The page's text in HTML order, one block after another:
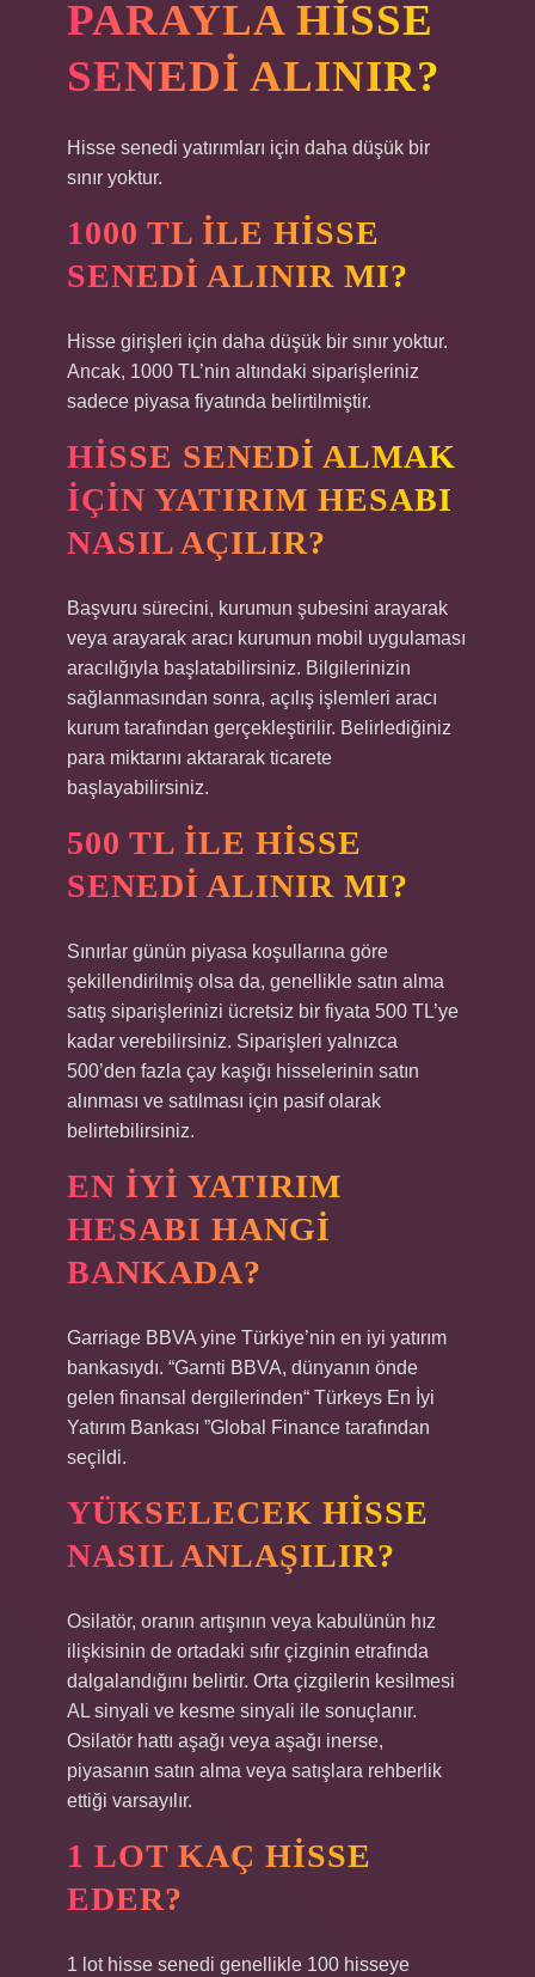
PARAYLA HISSE
SENEDI ALINIR?
Hisse senedi yatırımları için daha düşük bir
sınır yoktur.
1000 TL ILE HISSE
SENEDI ALINIR MI?
Hisse girişleri için daha düşük bir sınır yoktur.
Ancak, 1000 TL’nin altındaki siparişleriniz
sadece piyasa fiyatında belirtilmiştir.
HISSE SENEDI ALMAK
IÇIN YATIRIM HESABI
NASIL AÇILIR?
Başvuru sürecini, kurumun şubesini arayarak
veya arayarak aracı kurumun mobil uygulaması
aracılığıyla başlatabilirsiniz. Bilgilerinizin
sağlanmasından sonra, açılış işlemleri aracı
kurum tarafından gerçekleştirilir. Belirlediğiniz
para miktarını aktararak ticarete
başlayabilirsiniz.
500 TL ILE HISSE
SENEDI ALINIR MI?
Sınırlar günün piyasa koşullarına göre
şekillendirilmiş olsa da, genellikle satın alma
satış siparişlerinizi ücretsiz bir fiyata 500 TL’ye
kadar verebilirsiniz. Siparişleri yalnızca
500’den fazla çay kaşığı hisselerinin satın
alınması ve satılması için pasif olarak
belirtebilirsiniz.
EN IYI YATIRIM
HESABI HANGI
BANKADA?
Garriage BBVA yine Türkiye’nin en iyi yatırım
bankasıydı. “Garnti BBVA, dünyanın önde
gelen finansal dergilerinden“ Türkeys En İyi
Yatırım Bankası ”Global Finance tarafından
seçildi.
YÜKSELECEK HISSE
NASIL ANLAŞILIR?
Osilatör, oranın artışının veya kabulünün hız
ilişkisinin de ortadaki sıfır çizginin etrafında
dalgalandığını belirtir. Orta çizgilerin kesilmesi
AL sinyali ve kesme sinyali ile sonuçlanır.
Osilatör hattı aşağı veya aşağı inerse,
piyasanın satın alma veya satışlara rehberlik
ettiği varsayılır.
1 LOT KAÇ HISSE
EDER?
1 lot hisse senedi genellikle 100 hisseye